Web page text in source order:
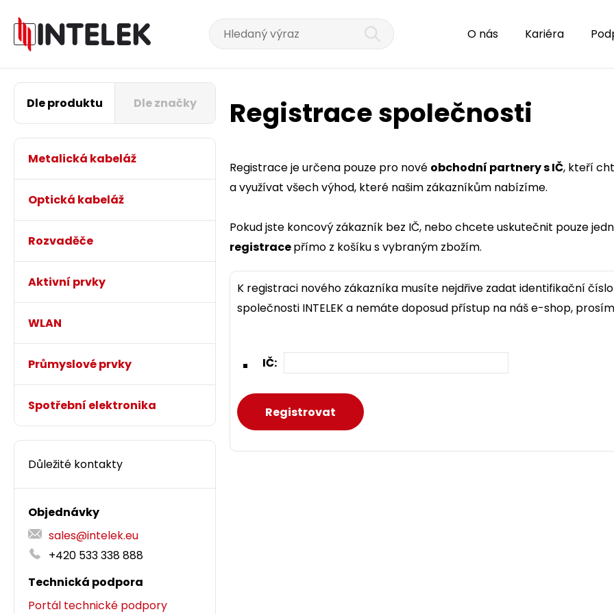
O nás Kariéra
Dle produktu Dle značky
Metalická kabeláž
Optická kabeláž
Rozvaděče
Aktivní prvky
WLAN
Průmyslové prvky
Spotřební elektronika
Důležité kontakty
Objednávky
sales@intelek.eu
+420 533 338 888
Technická podpora
Portál technické podpory
Registrace společnosti
Registrace je určena pouze pro nové obchodní partnery s IČ, kteří
a využívat všech výhod, které našim zákazníkům nabízíme.
Pokud jste koncový zákazník bez IČ, nebo chcete uskutečnit pouze
registracepřímo z košíku s vybraným zbožím.
K registraci nového zákazníka musíte nejdřive zadat identifikační
společnosti INTELEK a nemáte doposud přístup na náš e-shop,
IČ: